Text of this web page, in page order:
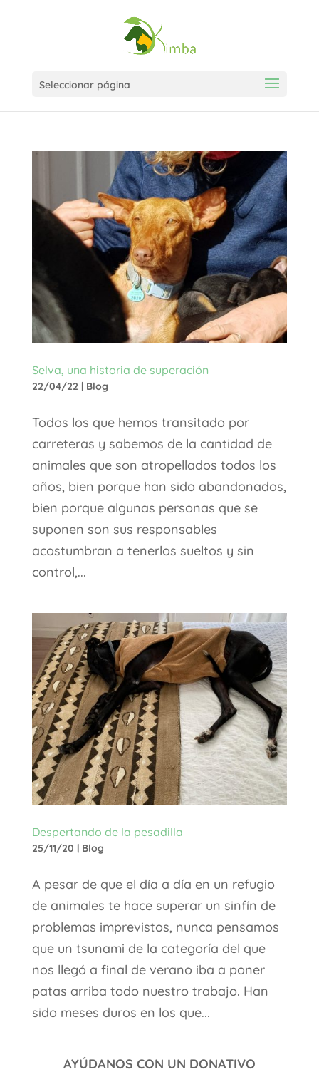
Seleccionar página
Selva, una historia de superación
22/04/22 | Blog
Todos los que hemos transitado por
carreteras y sabemos de la cantidad de
animales que son atropellados todos los
años, bien porque han sido abandonados,
bien porque algunas personas que se
suponen son sus responsables
acostumbran a tenerlos sueltos y sin
control,...
Despertando de la pesadilla
25/11/20 | Blog
A pesar de que el día a día en un refugio
de animales te hace superar un sinfín de
problemas imprevistos, nunca pensamos
que un tsunami de la categoría del que
nos llegó a final de verano iba a poner
patas arriba todo nuestro trabajo. Han
sido meses duros en los que...
AYÚDANOS CON UN DONATIVO